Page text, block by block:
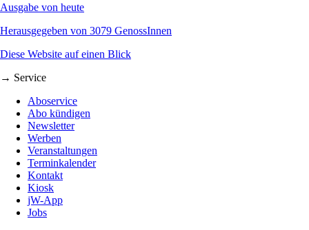
Ausgabe von heute
Herausgegeben von 3079 GenossInnen
Diese Website auf einen Blick
→ Service
Aboservice
Abo kündigen
Newsletter
Werben
Veranstaltungen
Terminkalender
Kontakt
Kiosk
jW-App
Jobs